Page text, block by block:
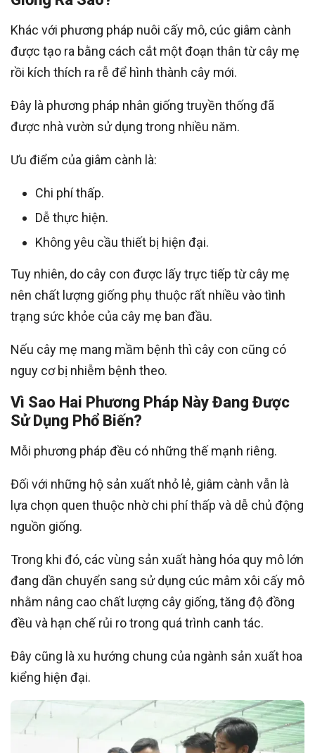
Khác với phương pháp nuôi cấy mô, cúc giâm cành
được tạo ra bằng cách cắt một đoạn thân từ cây mẹ
rồi kích thích ra rễ để hình thành cây mới.
Đây là phương pháp nhân giống truyền thống đã
được nhà vườn sử dụng trong nhiều năm.
Ưu điểm của giâm cành là:
Chi phí thấp.
Dễ thực hiện.
Không yêu cầu thiết bị hiện đại.
Tuy nhiên, do cây con được lấy trực tiếp từ cây mẹ
nên chất lượng giống phụ thuộc rất nhiều vào tình
trạng sức khỏe của cây mẹ ban đầu.
Nếu cây mẹ mang mầm bệnh thì cây con cũng có
nguy cơ bị nhiễm bệnh theo.
Vì Sao Hai Phương Pháp Này Đang Được
Sử Dụng Phổ Biến?
Mỗi phương pháp đều có những thế mạnh riêng.
Đối với những hộ sản xuất nhỏ lẻ, giâm cành vẫn là
lựa chọn quen thuộc nhờ chi phí thấp và dễ chủ động
nguồn giống.
Trong khi đó, các vùng sản xuất hàng hóa quy mô lớn
đang dần chuyển sang sử dụng cúc mâm xôi cấy mô
nhằm nâng cao chất lượng cây giống, tăng độ đồng
đều và hạn chế rủi ro trong quá trình canh tác.
Đây cũng là xu hướng chung của ngành sản xuất hoa
kiểng hiện đại.